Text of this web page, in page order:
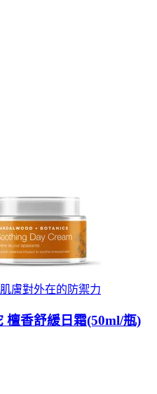
膚對外在的防禦力
檀香舒緩日霜(50ml/瓶)